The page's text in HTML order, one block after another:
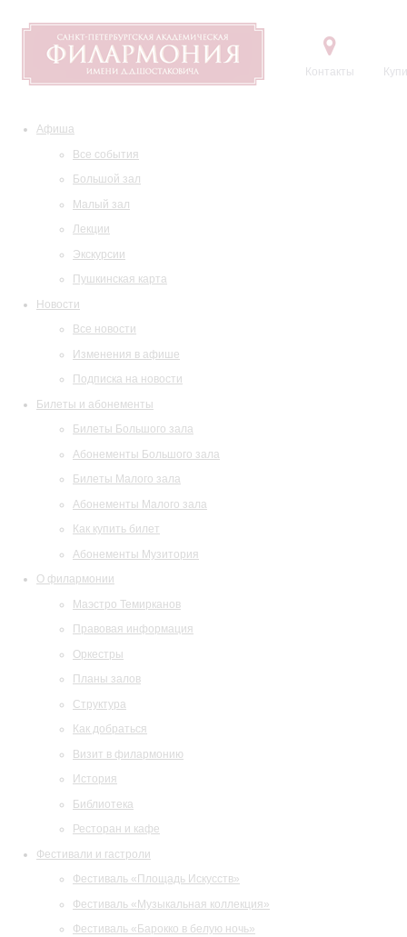
Контакты
Афиша
Все события
Большой зал
Малый зал
Лекции
Экскурсии
Пушкинская карта
Новости
Все новости
Изменения в афише
Подписка на новости
Билеты и абонементы
Билеты Большого зала
Абонементы Большого зала
Билеты Малого зала
Абонементы Малого зала
Как купить билет
Абонементы Музитория
О филармонии
Маэстро Темирканов
Правовая информация
Оркестры
Планы залов
Структура
Как добраться
Визит в филармонию
История
Библиотека
Ресторан и кафе
Фестивали и гастроли
Фестиваль «Площадь Искусств»
Фестиваль «Музыкальная коллекция»
Фестиваль «Барокко в белую ночь»